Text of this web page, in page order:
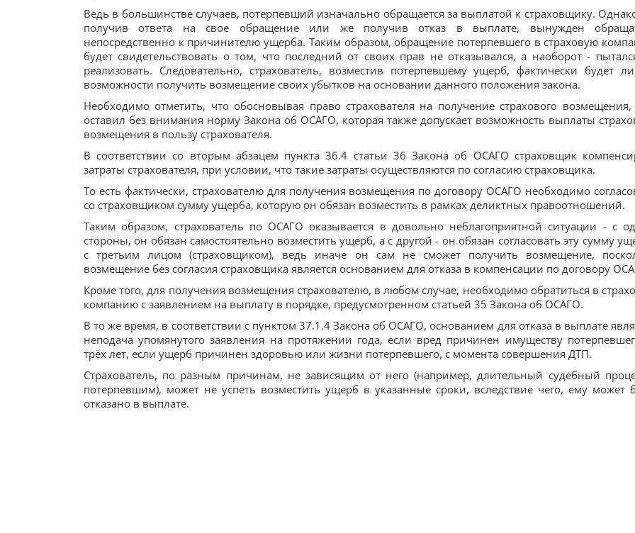
Ведь в большинстве случаев, потерпевший изначально обращается за выплатой к страховщику.
получив ответа на свое обращение или же получив отказ в выплате, вынужден
непосредственно к причинителю ущерба. Таким образом, обращение потерпевшего в страховую
будет свидетельствовать о том, что последний от своих прав не отказывался, а наоборот -
реализовать. Следовательно, страхователь, возместив потерпевшему ущерб, фактически будет
возможности получить возмещение своих убытков на основании данного положения закона.
Необходимо отметить, что обосновывая право страхователя на получение страхового
оставил без внимания норму Закона об ОСАГО, которая также допускает возможность выплаты
возмещения в пользу страхователя.
В соответствии со вторым абзацем пункта 36.4 статьи 36 Закона об ОСАГО страховщик
затраты страхователя, при условии, что такие затраты осуществляются по согласию страховщика.
То есть фактически, страхователю для получения возмещения по договору ОСАГО необходимо
со страховщиком сумму ущерба, которую он обязан возместить в рамках деликтных правоотношений.
Таким образом, страхователь по ОСАГО оказывается в довольно неблагоприятной ситуации - с
стороны, он обязан самостоятельно возместить ущерб, а с другой - он обязан согласовать эту сумму
с третьим лицом (страховщиком), ведь иначе он сам не сможет получить возмещение,
возмещение без согласия страховщика является основанием для отказа в компенсации по договору
Кроме того, для получения возмещения страхователю, в любом случае, необходимо обратиться в
компанию с заявлением на выплату в порядке, предусмотренном статьей 35 Закона об ОСАГО.
В то же время, в соответствии с пунктом 37.1.4 Закона об ОСАГО, основанием для отказа в выплате
неподача упомянутого заявления на протяжении года, если вред причинен имуществу
трёх лет, если ущерб причинен здоровью или жизни потерпевшего, с момента совершения ДТП.
Страхователь, по разным причинам, не зависящим от него (например, длительный судебный
потерпевшим), может не успеть возместить ущерб в указанные сроки, вследствие чего, ему может
отказано в выплате.